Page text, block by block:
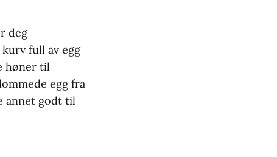
deg
full av egg
høner til
egg fra
annet godt til